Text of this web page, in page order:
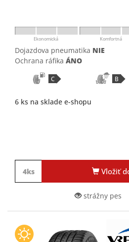
Ekonomická Komfortná
Dojazdova pneumatika NIE
Ochrana ráfika ÁNO
C B
6 ks na sklade e-shopu
Vložiť
strážny pes